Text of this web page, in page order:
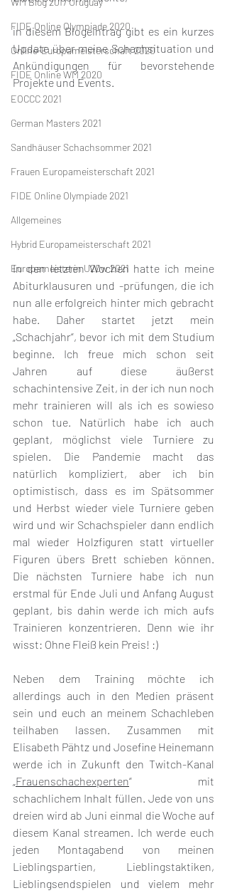
FIDE Online Olympiade 2020
Online-Europameisterschaft 2020
FIDE Online WM 2020
EOCCC 2021
German Masters 2021
Sandhäuser Schachsommer 2021
Frauen Europameisterschaft 2021
FIDE Online Olympiade 2021
Allgemeines
Hybrid Europameisterschaft 2021
Europameisterin U20w 2021
in diesem Blogeintrag gibt es ein kurzes
Update über meine Schachsituation und
Ankündigungen für bevorstehende
Projekte und Events.
In den letzten Wochen hatte ich meine
Abiturklausuren und -prüfungen, die ich
nun alle erfolgreich hinter mich gebracht
habe. Daher startet jetzt mein
„Schachjahr“, bevor ich mit dem Studium
beginne. Ich freue mich schon seit
Jahren auf diese äußerst
schachintensive Zeit, in der ich nun noch
mehr trainieren will als ich es sowieso
schon tue. Natürlich habe ich auch
geplant, möglichst viele Turniere zu
spielen. Die Pandemie macht das
natürlich kompliziert, aber ich bin
optimistisch, dass es im Spätsommer
und Herbst wieder viele Turniere geben
wird und wir Schachspieler dann endlich
mal wieder Holzfiguren statt virtueller
Figuren übers Brett schieben können.
Die nächsten Turniere habe ich nun
erstmal für Ende Juli und Anfang August
geplant, bis dahin werde ich mich aufs
Trainieren konzentrieren. Denn wie ihr
wisst: Ohne Fleiß kein Preis! :)
Neben dem Training möchte ich
allerdings auch in den Medien präsent
sein und euch an meinem Schachleben
teilhaben lassen. Zusammen mit
Elisabeth Pähtz und Josefine Heinemann
werde ich in Zukunft den Twitch-Kanal
„Frauenschachexperten“ mit
schachlichem Inhalt füllen. Jede von uns
dreien wird ab Juni einmal die Woche auf
diesem Kanal streamen. Ich werde euch
jeden Montagabend von meinen
Lieblingspartien, Lieblingstaktiken,
Lieblingsendspielen und vielem mehr